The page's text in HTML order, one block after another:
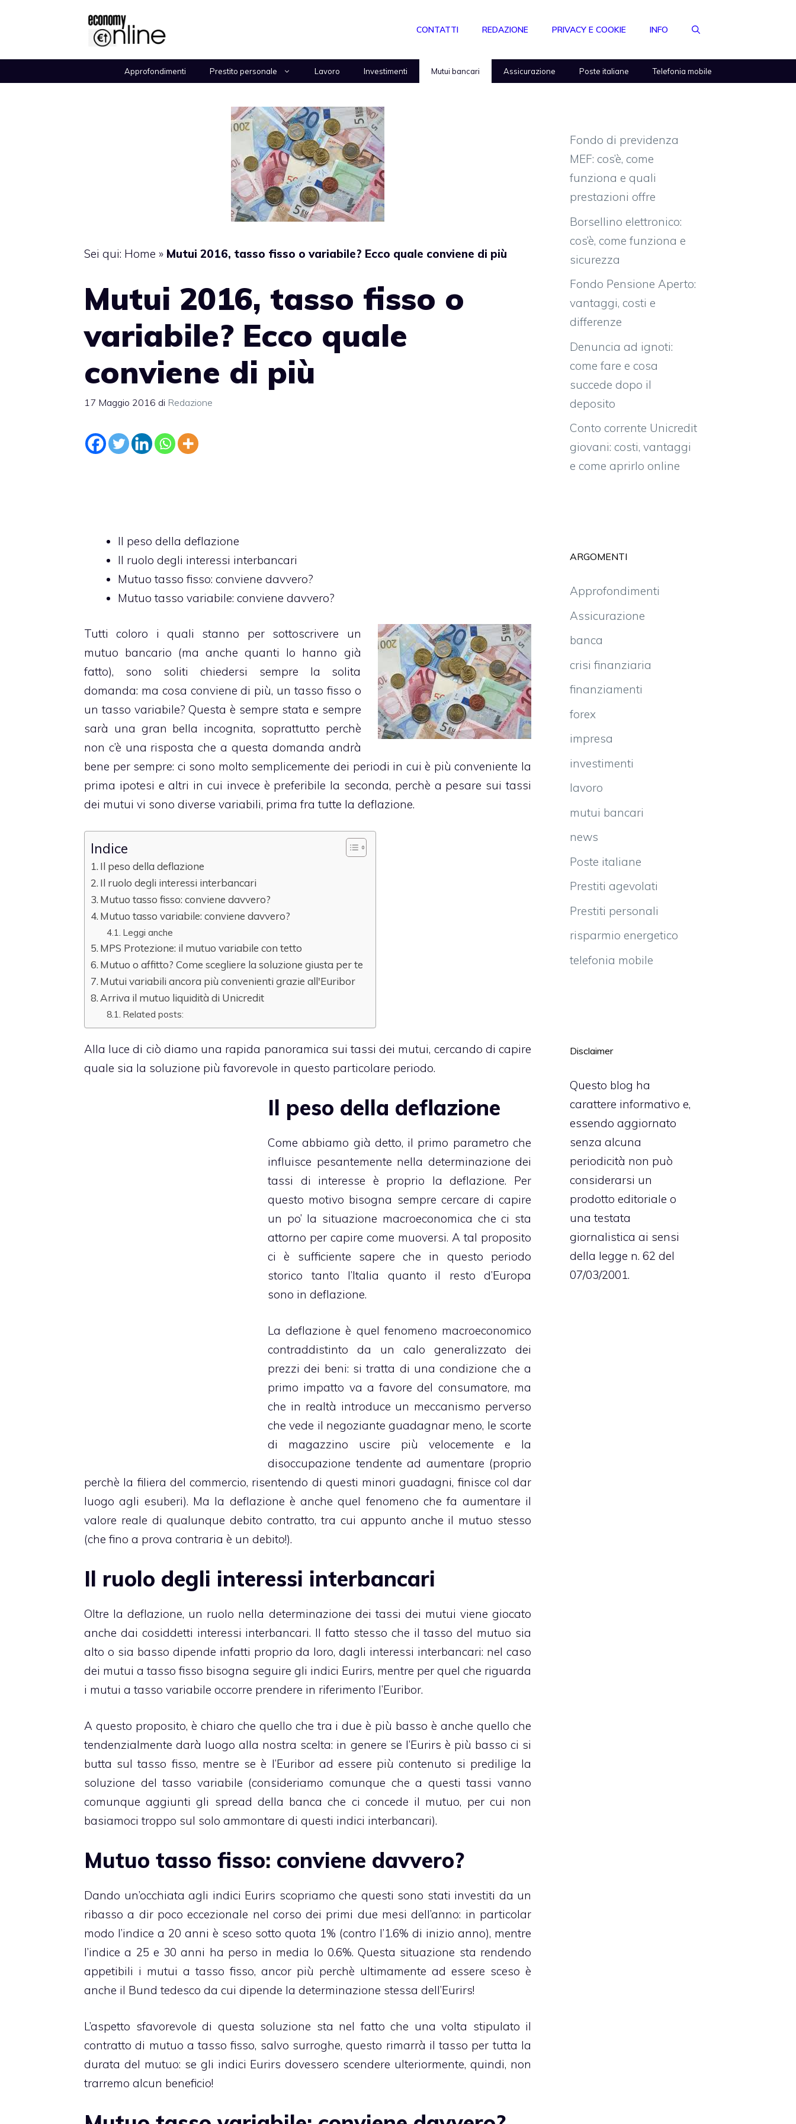
CONTATTI REDAZIONE PRIVACY E COOKIE INFO
Approfondimenti Prestito personale Lavoro Investimenti Mutui bancari Assicurazione Poste italiane Telefonia mobile
Sei qui: Home » Mutui 2016, tasso fisso o variabile? Ecco quale conviene di più
Mutui 2016, tasso fisso o
variabile? Ecco quale
conviene di più
17 Maggio 2016 di Redazione
Il peso della deflazione
Il ruolo degli interessi interbancari
Mutuo tasso fisso: conviene davvero?
Mutuo tasso variabile: conviene davvero?
Tutti coloro i quali stanno per sottoscrivere un
mutuo bancario (ma anche quanti lo hanno già
fatto), sono soliti chiedersi sempre la solita
domanda: ma cosa conviene di più, un tasso fisso o
un tasso variabile? Questa è sempre stata e sempre
sarà una gran bella incognita, soprattutto perchè
non c’è una risposta che a questa domanda andrà
bene per sempre: ci sono molto semplicemente dei periodi in cui è più conveniente la
prima ipotesi e altri in cui invece è preferibile la seconda, perchè a pesare sui tassi
dei mutui vi sono diverse variabili, prima fra tutte la deflazione.
Indice
Il peso della deflazione
Il ruolo degli interessi interbancari
Mutuo tasso fisso: conviene davvero?
Mutuo tasso variabile: conviene davvero?
Leggi anche
MPS Protezione: il mutuo variabile con tetto
Mutuo o affitto? Come scegliere la soluzione giusta per te
Mutui variabili ancora più convenienti grazie all'Euribor
Arriva il mutuo liquidità di Unicredit
Related posts:
Alla luce di ciò diamo una rapida panoramica sui tassi dei mutui, cercando di capire
quale sia la soluzione più favorevole in questo particolare periodo.
Il peso della deflazione
Come abbiamo già detto, il primo parametro che
influisce pesantemente nella determinazione dei
tassi di interesse è proprio la deflazione. Per
questo motivo bisogna sempre cercare di capire
un po’ la situazione macroeconomica che ci sta
attorno per capire come muoversi. A tal proposito
ci è sufficiente sapere che in questo periodo
storico tanto l’Italia quanto il resto d’Europa
sono in deflazione.
La deflazione è quel fenomeno macroeconomico
contraddistinto da un calo generalizzato dei
prezzi dei beni: si tratta di una condizione che a
primo impatto va a favore del consumatore, ma
che in realtà introduce un meccanismo perverso
che vede il negoziante guadagnar meno, le scorte
di magazzino uscire più velocemente e la
disoccupazione tendente ad aumentare (proprio
perchè la filiera del commercio, risentendo di questi minori guadagni, finisce col dar
luogo agli esuberi). Ma la deflazione è anche quel fenomeno che fa aumentare il
valore reale di qualunque debito contratto, tra cui appunto anche il mutuo stesso
(che fino a prova contraria è un debito!).
Il ruolo degli interessi interbancari
Oltre la deflazione, un ruolo nella determinazione dei tassi dei mutui viene giocato
anche dai cosiddetti interessi interbancari. Il fatto stesso che il tasso del mutuo sia
alto o sia basso dipende infatti proprio da loro, dagli interessi interbancari: nel caso
dei mutui a tasso fisso bisogna seguire gli indici Eurirs, mentre per quel che riguarda
i mutui a tasso variabile occorre prendere in riferimento l’Euribor.
A questo proposito, è chiaro che quello che tra i due è più basso è anche quello che
tendenzialmente darà luogo alla nostra scelta: in genere se l’Eurirs è più basso ci si
butta sul tasso fisso, mentre se è l’Euribor ad essere più contenuto si predilige la
soluzione del tasso variabile (consideriamo comunque che a questi tassi vanno
comunque aggiunti gli spread della banca che ci concede il mutuo, per cui non
basiamoci troppo sul solo ammontare di questi indici interbancari).
Mutuo tasso fisso: conviene davvero?
Dando un’occhiata agli indici Eurirs scopriamo che questi sono stati investiti da un
ribasso a dir poco eccezionale nel corso dei primi due mesi dell’anno: in particolar
modo l’indice a 20 anni è sceso sotto quota 1% (contro l’1.6% di inizio anno), mentre
l’indice a 25 e 30 anni ha perso in media lo 0.6%. Questa situazione sta rendendo
appetibili i mutui a tasso fisso, ancor più perchè ultimamente ad essere sceso è
anche il Bund tedesco da cui dipende la determinazione stessa dell’Eurirs!
L’aspetto sfavorevole di questa soluzione sta nel fatto che una volta stipulato il
contratto di mutuo a tasso fisso, salvo surroghe, questo rimarrà il tasso per tutta la
durata del mutuo: se gli indici Eurirs dovessero scendere ulteriormente, quindi, non
trarremo alcun beneficio!
Fondo di previdenza
MEF: cos’è, come
funziona e quali
prestazioni offre
Borsellino elettronico:
cos’è, come funziona e
sicurezza
Fondo Pensione Aperto:
vantaggi, costi e
differenze
Denuncia ad ignoti:
come fare e cosa
succede dopo il
deposito
Conto corrente Unicredit
giovani: costi, vantaggi
e come aprirlo online
ARGOMENTI
Approfondimenti
Assicurazione
banca
crisi finanziaria
finanziamenti
forex
impresa
investimenti
lavoro
mutui bancari
news
Poste italiane
Prestiti agevolati
Prestiti personali
risparmio energetico
telefonia mobile
Disclaimer
Questo blog ha
carattere informativo e,
essendo aggiornato
senza alcuna
periodicità non può
considerarsi un
prodotto editoriale o
una testata
giornalistica ai sensi
della legge n. 62 del
07/03/2001.